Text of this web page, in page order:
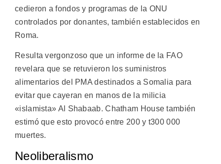
cedieron a fondos y programas de la ONU
controlados por donantes, también establecidos en
Roma.
Resulta vergonzoso que un informe de la FAO
revelara que se retuvieron los suministros
alimentarios del PMA destinados a Somalia para
evitar que cayeran en manos de la milicia
«islamista» Al Shabaab. Chatham House también
estimó que esto provocó entre 200 y t300 000
muertes.
Neoliberalismo